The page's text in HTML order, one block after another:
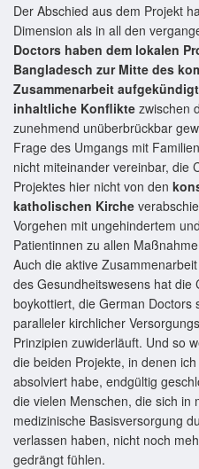
Der Abschied aus dem Projekt
Dimension als in all den
Doctors haben dem lokalen
Bangladesch zur Mitte des
Zusammenarbeit aufgekündigt
inhaltliche Konflikte zwischen
zunehmend unüberbrückbar
Frage des Umgangs mit
nicht miteinander vereinbar, die
Projektes hier nicht von den
katholischen Kirche
Vorgehen mit ungehindertem
Patientinnen zu allen
Auch die aktive
des Gesundheitswesens hat die
boykottiert, die German Doctors
paralleler kirchlicher
Prinzipien zuwiderläuft. Und so
die beiden Projekte, in denen
absolviert habe, endgültig
die vielen Menschen, die sich in
medizinische Basisversorgung
verlassen haben, nicht noch
gedrängt fühlen.